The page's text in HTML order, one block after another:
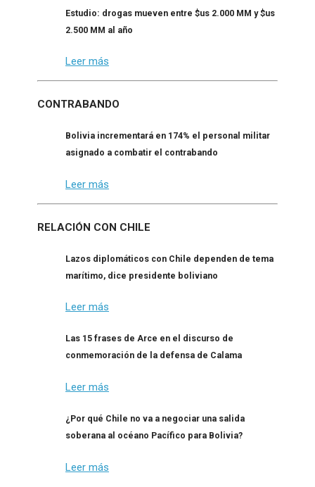
Estudio: drogas mueven entre $us 2.000 MM y $us
2.500 MM al año
Leer más
CONTRABANDO
Bolivia incrementará en 174% el personal militar
asignado a combatir el contrabando
Leer más
RELACIÓN CON CHILE
Lazos diplomáticos con Chile dependen de tema
marítimo, dice presidente boliviano
Leer más
Las 15 frases de Arce en el discurso de
conmemoración de la defensa de Calama
Leer más
¿Por qué Chile no va a negociar una salida
soberana al océano Pacífico para Bolivia?
Leer más